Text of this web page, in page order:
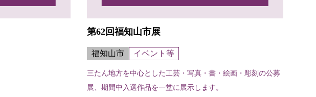
第62回福知山市展
福知山市 イベント等
三たん地方を中心とした工芸・写真・書・絵画・彫刻の公募
展、期間中入選作品を一堂に展示します。